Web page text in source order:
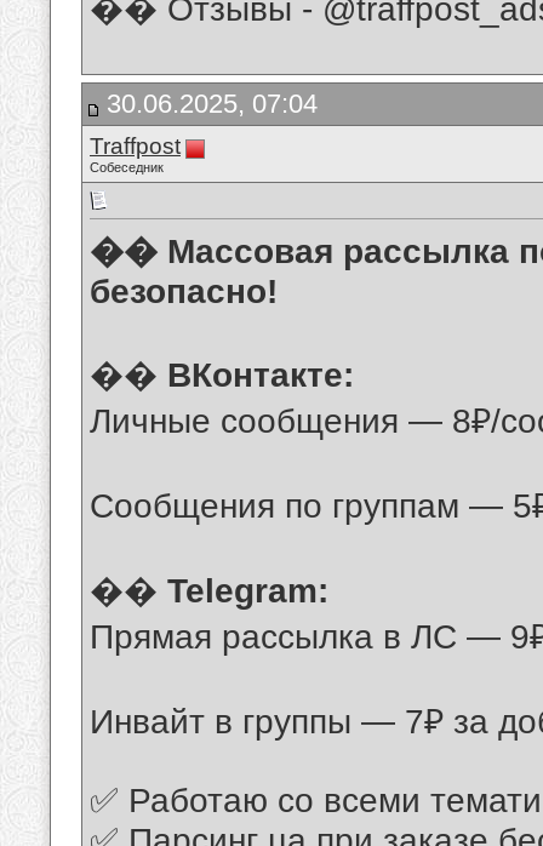
�� Отзывы -
30.06.2025, 07:04
Traffpost
Собеседник
�� Массовая рассылка
безопасно!
�� ВКонтакте:
Личные сообщения — 8₽/
Сообщения по группам —
�� Telegram:
Прямая рассылка в ЛС —
Инвайт в группы — 7₽ за
✅ Работаю со всеми